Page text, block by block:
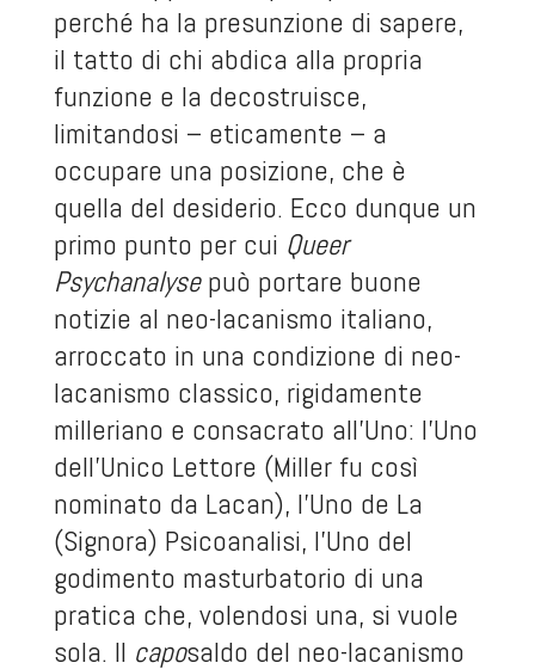
perché ha la presunzione di sapere,
il tatto di chi abdica alla propria
funzione e la decostruisce,
limitandosi – eticamente – a
occupare una posizione, che è
quella del desiderio. Ecco dunque un
primo punto per cui Queer
Psychanalysepuò portare buone
notizie al neo-lacanismo italiano,
arroccato in una condizione di neo-
lacanismo classico, rigidamente
milleriano e consacrato all’Uno: l’Uno
dell’Unico Lettore (Miller fu così
nominato da Lacan), l’Uno de La
(Signora) Psicoanalisi, l’Uno del
godimento masturbatorio di una
pratica che, volendosi una, si vuole
sola. Il caposaldo del neo-lacanismo